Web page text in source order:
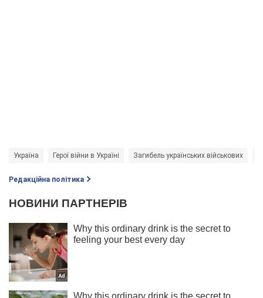
Україна Герої війни в Україні Загибель українських військових
Редакційна політика